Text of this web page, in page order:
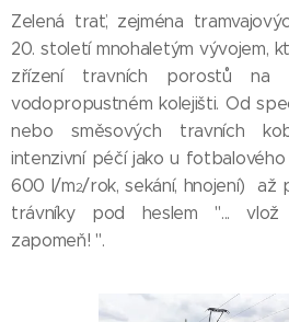
Zelená trať, zejména
20. století mnohaletým vývojem,
zřízení travních porostů na
vodopropustném kolejišti. Od
nebo směsových travních
intenzivní péčí jako u
600 l/m2/rok, sekání, hnojení) až
trávníky pod heslem "...
zapomeň! ".